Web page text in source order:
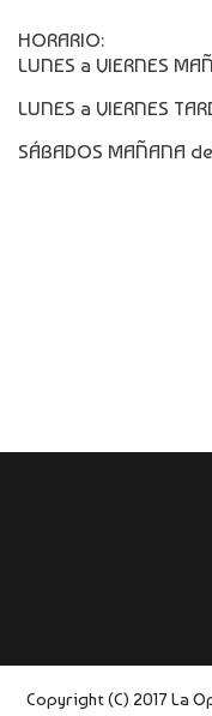
HORARIO:
LUNES a VIERNES
LUNES a VIERNES
SÁBADOS MAÑANA
Copyright (C) 2017 La